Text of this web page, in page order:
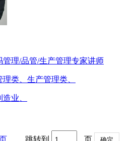
管理/品管/生产管理专家讲师
理类、生产管理类、
业、
跳转到 页